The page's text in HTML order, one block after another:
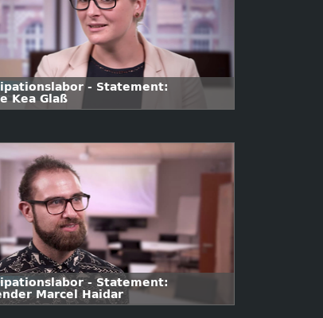
- Statement:
Kea Glaß
- Statement:
Marcel Haidar